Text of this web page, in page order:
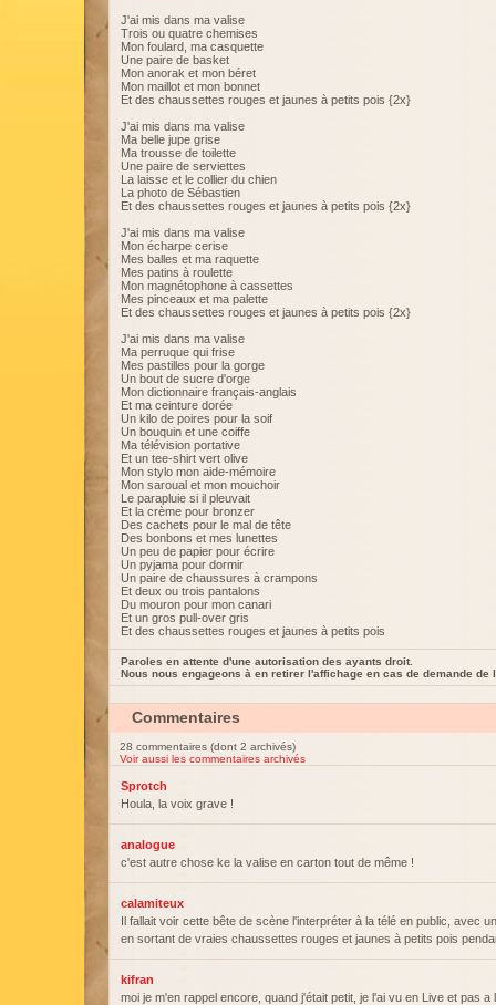
J'ai mis dans ma valise
Trois ou quatre chemises
Mon foulard, ma casquette
Une paire de basket
Mon anorak et mon béret
Mon maillot et mon bonnet
Et des chaussettes rouges et jaunes à petits pois {2x}
J'ai mis dans ma valise
Ma belle jupe grise
Ma trousse de toilette
Une paire de serviettes
La laisse et le collier du chien
La photo de Sébastien
Et des chaussettes rouges et jaunes à petits pois {2x}
J'ai mis dans ma valise
Mon écharpe cerise
Mes balles et ma raquette
Mes patins à roulette
Mon magnétophone à cassettes
Mes pinceaux et ma palette
Et des chaussettes rouges et jaunes à petits pois {2x}
J'ai mis dans ma valise
Ma perruque qui frise
Mes pastilles pour la gorge
Un bout de sucre d'orge
Mon dictionnaire français-anglais
Et ma ceinture dorée
Un kilo de poires pour la soif
Un bouquin et une coiffe
Ma télévision portative
Et un tee-shirt vert olive
Mon stylo mon aide-mémoire
Mon saroual et mon mouchoir
Le parapluie si il pleuvait
Et la crème pour bronzer
Des cachets pour le mal de tête
Des bonbons et mes lunettes
Un peu de papier pour écrire
Un pyjama pour dormir
Un paire de chaussures à crampons
Et deux ou trois pantalons
Du mouron pour mon canari
Et un gros pull-over gris
Et des chaussettes rouges et jaunes à petits pois
Paroles en attente d'une autorisation des ayants droit.
Nous nous engageons à en retirer l'affichage en cas de demande de
Commentaires
28 commentaires (dont 2 archivés)
Voir aussi les commentaires archivés
Sprotch
Houla, la voix grave !
analogue
c'est autre chose ke la valise en carton tout de même !
calamiteux
Il fallait voir cette bête de scène l'interpréter à la télé en public, avec
en sortant de vraies chaussettes rouges et jaunes à petits pois
kifran
moi je m'en rappel encore, quand j'était petit, je l'ai vu en Live et pas a